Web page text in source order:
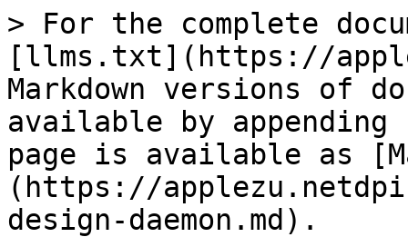
> For the complete
[llms.txt](https://
Markdown versions of
available by
page is available as
(https://
design-daemon.md).